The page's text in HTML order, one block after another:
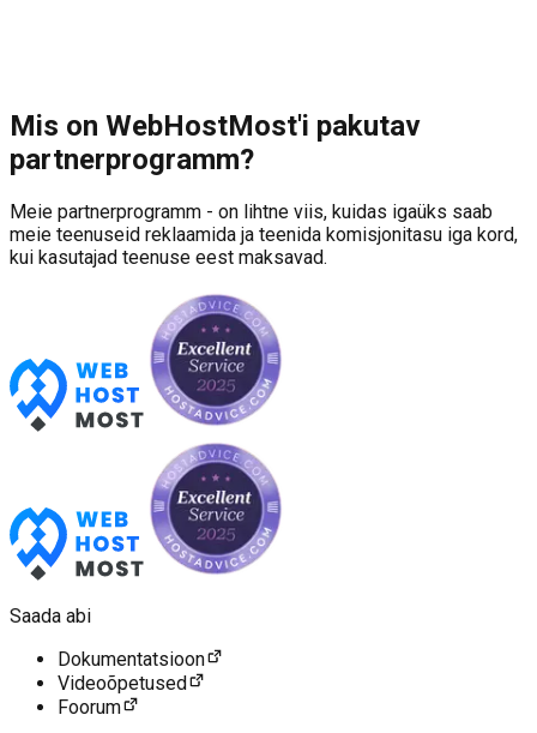
Mis on WebHostMost'i pakutav
partnerprogramm?
Meie partnerprogramm - on lihtne viis, kuidas igaüks saab
meie teenuseid reklaamida ja teenida komisjonitasu iga kord,
kui kasutajad teenuse eest maksavad.
Saada abi
Dokumentatsioon
Videoõpetused
Foorum